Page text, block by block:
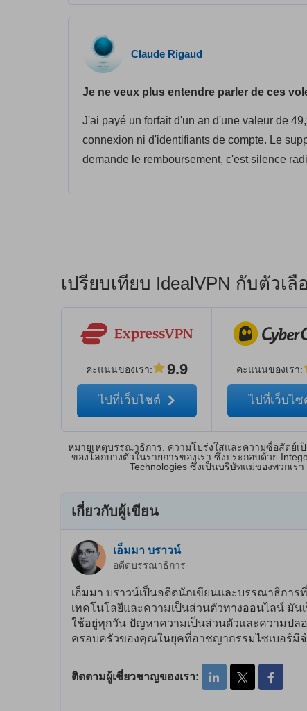
Claude Rigaud
Je ne veux plus entendre parler de ces
J'ai payé un forfait d'un an d'une valeur de
connexion ni d'identifiants de compte. Le
demande le remboursement, c'est silence
เปรียบเทียบ IdealVPN กับตัวเ
คะแนนของเรา: 9.9
ไปที่เว็บไซต์
คะแนนของเรา:
ไปที่เว็บไซ
หมายเหตุบรรณาธิการ: ความโปร่งใสและความซื่อสัตย์
ของโลกบางตัวในรายการของเรา ซึ่งประกอบด้วย
Technologies ซึ่งเป็นบริษัทแม่ของพวกเร
เกี่ยวกับผู้เขียน
เอ็มมา บราวน์
อดีตบรรณาธิการ
เอ็มมา บราวน์เป็นอดีตนักเขียนและบรรณาธิการ
เทคโนโลยีและความเป็นส่วนตัวทางออนไลน์ มั
ใช้อยู่ทุกวัน ปัญหาความเป็นส่วนตัวและความปล
ครอบครัวของคุณในยุคที่อาชญากรรมไซเบอร์มีจ
ติดตามผู้เชี่ยวชาญของเรา: